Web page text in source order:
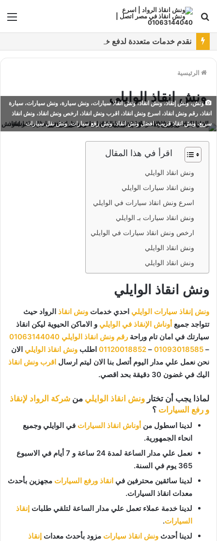
بحث
عن
الرئيسية
ونش انقاذ الوايلي
ونش، ونش إنقاذ، ونش انقاذ، ونش انقاذ سيارات، ونش سيارة، ونش سيارات، سيارة
انقاذ، رقم ونش انقاذ، اسرع ونش انقاذ، اقرب ونش انقاذ، ارخص ونش انقاذ، ونش انقاذ
سريع، ونش انقاذ قريب، افضل ونش انقاذ، ونش رفع سيارات، ونش نقل سيارات
اقرأ في هذا المقال
ونش انقاذ الوايلي
ونش انقاذ سيارات الوايلي
اسرع ونش انقاذ سيارات في الوايلي
ونش انقاذ سيارات بـ الوايلي
ارخص ونش انقاذ سيارات في الوايلي
ونش انقاذ الوايلي
ونش انقاذ الوايلي
ونش انقاذ الوايلي
ونش إنقاذ سيارات الوايلي احدي خدمات ونش انقاذ الرواد حيث
تتواجد جميع أوناش الإنقاذ في الوايلي و الاماكن الحيوية ليكن انقاذ
سيارتك في امان تام وراحة رقم ونش انقاذ الوايلي 01063144040
–
01093018585
–
01120018852 اطلب ونش انقاذ الوايلي الان
نحن نعمل علي مدار اليوم أتصل بنا الان ليتم ارسال اقرب ونش انقاذ
اليك في غضون 30 دقيقة بحد اقصي.
لماذا يجب أن تختار ونش انقاذ الوايلي من شركة الرواد لإنقاذ
و رفع السيارات ؟
لدينا اسطول من أوناش انقاذ السيارات في الوايلي وجميع
انحاء الجمهورية.
نعمل علي مدار الساعة لمدة 24 ساعة و 7 أيام في الاسبوع
365 يوم في السنة.
لدينا سائقين محترفين في انقاذ ورفع السيارات مجهزين بأحدث
معدات انقاذ السيارات.
لدينا خدمة عملاء تعمل علي مدار الساعة لتلقي طلبات إنقاذ
السيارات.
لدينا أحدث ونش انقاذ سيارات مزود بأحدث معدات إنقاذ